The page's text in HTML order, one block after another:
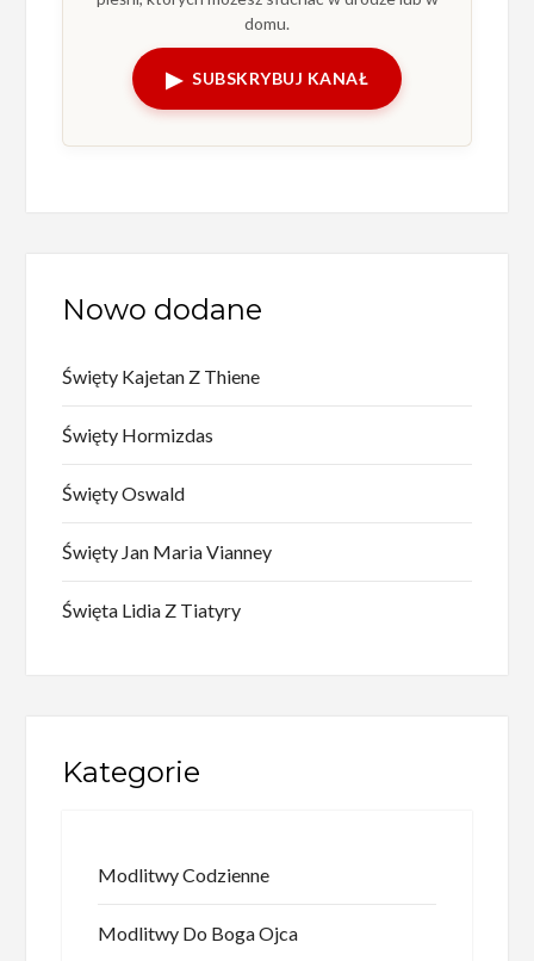
domu.
▶ SUBSKRYBUJ KANAŁ
Nowo dodane
Święty Kajetan Z Thiene
Święty Hormizdas
Święty Oswald
Święty Jan Maria Vianney
Święta Lidia Z Tiatyry
Kategorie
Modlitwy Codzienne
Modlitwy Do Boga Ojca